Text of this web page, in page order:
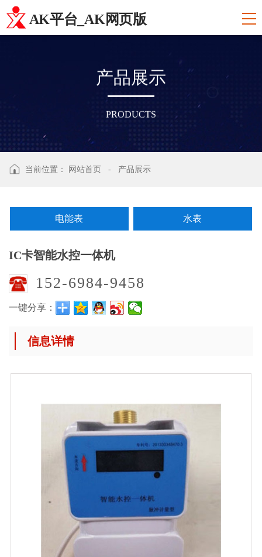
AK平台_AK网页版
产品展示
PRODUCTS
当前位置： 网站首页 - 产品展示
电能表 水表
IC卡智能水控一体机
152-6984-9458
一键分享：
信息详情